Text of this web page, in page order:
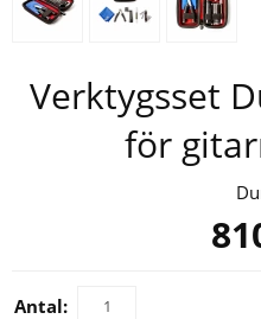
Verktygsset
för
Antal: